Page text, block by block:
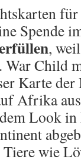
Spende
,
War Child
Karte der
Afrika
Look
wie